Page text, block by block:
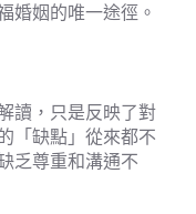
婚姻的唯一途徑。
讀，只是反映了對
「缺點」從來都不
乏尊重和溝通不